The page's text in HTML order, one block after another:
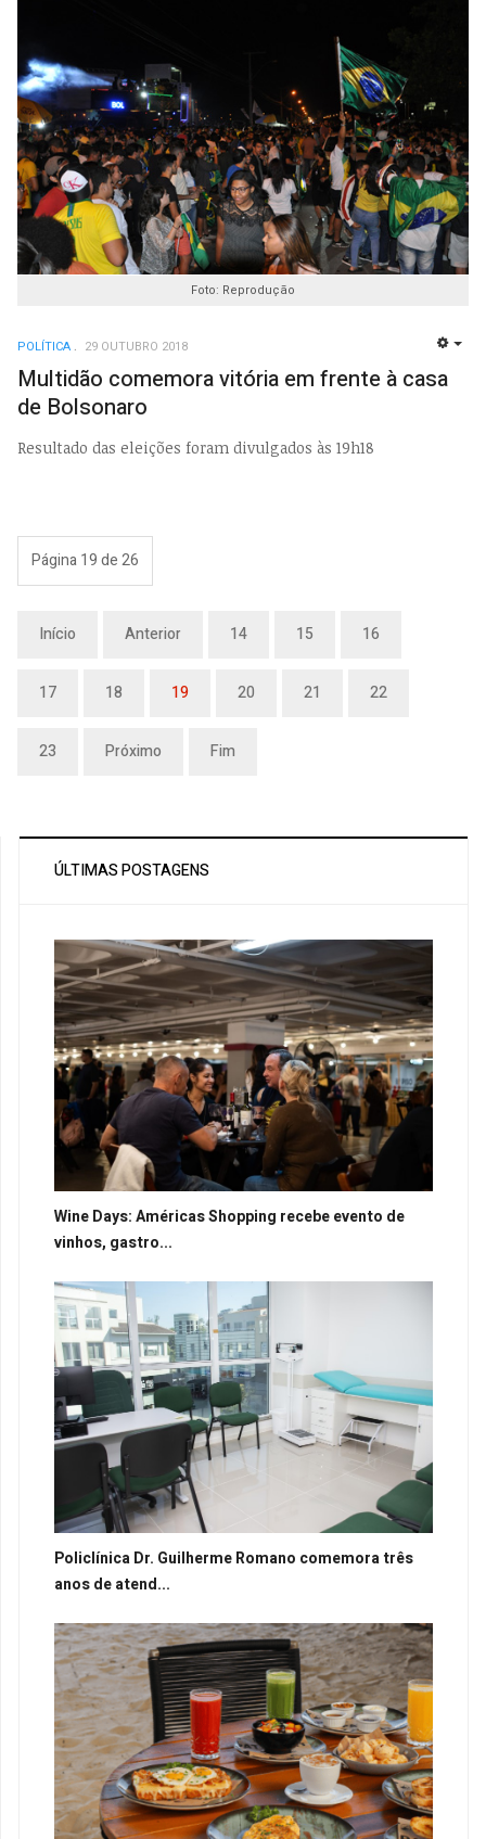
Foto: Reprodução
POLÍTICA 29 OUTUBRO 2018
Multidão comemora vitória em frente à casa
de Bolsonaro
Resultado das eleições foram divulgados às 19h18
Página 19 de 26
Início Anterior 14 15 16
17 18 19 20 21 22
23 Próximo Fim
ÚLTIMAS POSTAGENS
Wine Days: Américas Shopping recebe evento de
vinhos, gastro...
Policlínica Dr. Guilherme Romano comemora três
anos de atend...